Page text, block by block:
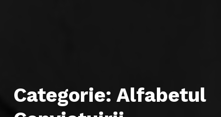
Categorie: Alfabetul